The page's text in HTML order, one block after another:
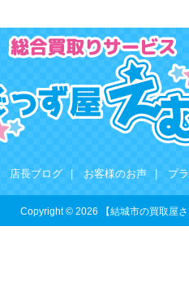
店長ブログ お客様のお声 プ
Copyright © 2026 【結城市の買取屋